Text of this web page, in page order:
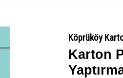
Köprüköy
Karton